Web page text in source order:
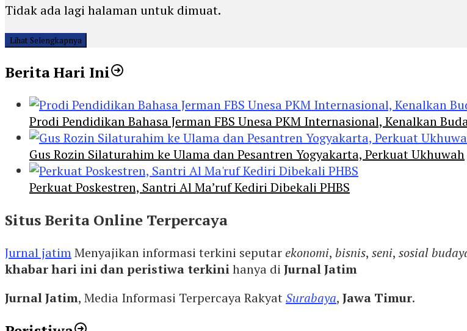
Tidak ada lagi halaman untuk dimuat.
Lihat Selengkapnya
Berita Hari Ini
Prodi Pendidikan Bahasa Jerman FBS Unesa PKM Internasional, Kenalkan
Gus Rozin Silaturahim ke Ulama dan Pesantren Yogyakarta, Perkuat Ukhuwah
Perkuat Poskestren, Santri Al Ma’ruf Kediri Dibekali PHBS
Situs Berita Online Terpercaya
Jurnal jatimMenyajikan informasi terkini seputarekonomi, bisnis, seni, sosial
khabar hari ini dan peristiwa terkinihanya di Jurnal Jatim
Jurnal Jatim, Media Informasi Terpercaya RakyatSurabaya, Jawa Timur.